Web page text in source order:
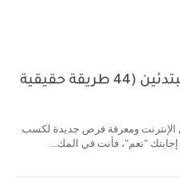
طرق الربح من الإنترنت للمبتدئين (44 طريقة حقيقية
ومعرفة فرص جديدة لكسب
"نعم"، فأنت في المك...